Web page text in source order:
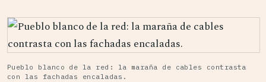
Pueblo blanco de la red: la maraña de cables contrasta
con las fachadas encaladas.